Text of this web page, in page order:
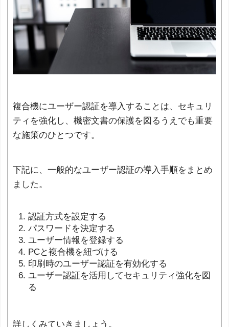
複合機にユーザー認証を導入することは、セキュリ
ティを強化し、機密文書の保護を図るうえでも重要
な施策のひとつです。
下記に、一般的なユーザー認証の導入手順をまとめ
ました。
認証方式を設定する
パスワードを決定する
ユーザー情報を登録する
PCと複合機を紐づける
印刷時のユーザー認証を有効化する
ユーザー認証を活用してセキュリティ強化を図
る
詳しくみていきましょう。